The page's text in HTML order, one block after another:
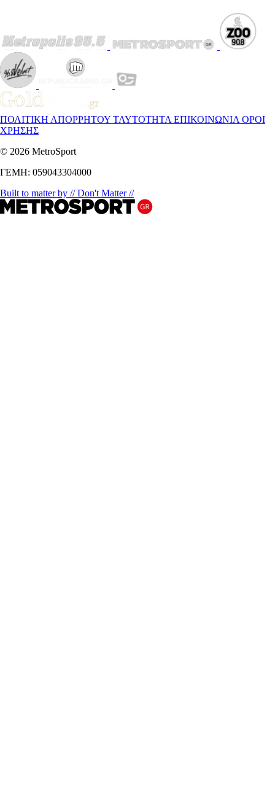
ΠΟΛΙΤΙΚΗ ΑΠΟΡΡΗΤΟΥ ΤΑΥΤΟΤΗΤΑ ΕΠΙΚΟΙΝΩΝΙΑ ΟΡΟΙ
ΧΡΗΣΗΣ
© 2026 MetroSport
ΓΕΜΗ: 059043304000
Built to matter by // Don't Matter //